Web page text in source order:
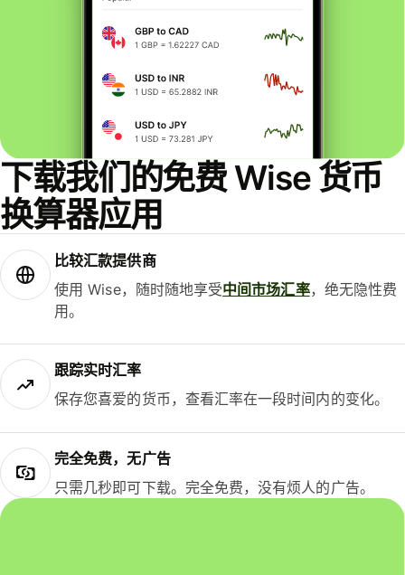
下载我们的免费 Wise 货币
换算器应用
比较汇款提供商
使用 Wise，随时随地享受中间市场汇率，绝无隐性费
用。
跟踪实时汇率
保存您喜爱的货币，查看汇率在一段时间内的变化。
完全免费，无广告
只需几秒即可下载。完全免费，没有烦人的广告。